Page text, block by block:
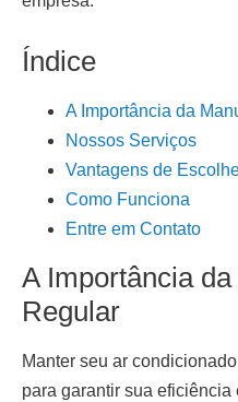
Índice
A Importância da
Nossos Serviços
Vantagens de
Como Funciona
Entre em Contato
A Importância
Regular
Manter seu ar
para garantir sua